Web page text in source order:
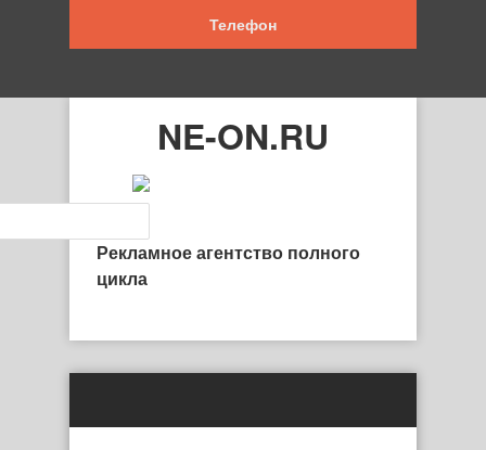
Телефон
NE-ON.RU
Рекламное агентство полного
цикла